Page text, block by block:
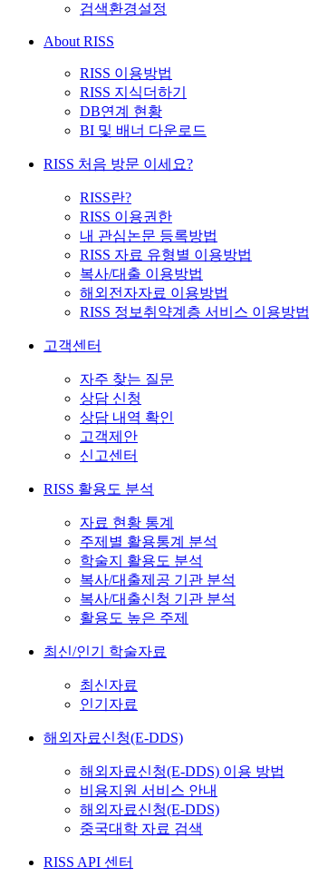
검색환경설정
About RISS
RISS 이용방법
RISS 지식더하기
DB연계 현황
BI 및 배너 다운로드
RISS 처음 방문 이세요?
RISS란?
RISS 이용권한
내 관심논문 등록방법
RISS 자료 유형별 이용방법
복사/대출 이용방법
해외전자자료 이용방법
RISS 정보취약계층 서비스 이용방법
고객센터
자주 찾는 질문
상담 신청
상담 내역 확인
고객제안
신고센터
RISS 활용도 분석
자료 현황 통계
주제별 활용통계 분석
학술지 활용도 분석
복사/대출제공 기관 분석
복사/대출신청 기관 분석
활용도 높은 주제
최신/인기 학술자료
최신자료
인기자료
해외자료신청(E-DDS)
해외자료신청(E-DDS) 이용 방법
비용지원 서비스 안내
해외자료신청(E-DDS)
중국대학 자료 검색
RISS API 센터